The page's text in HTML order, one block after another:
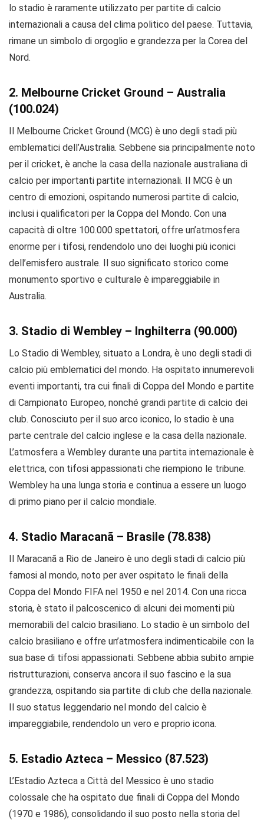
lo stadio è raramente utilizzato per partite di calcio
internazionali a causa del clima politico del paese. Tuttavia,
rimane un simbolo di orgoglio e grandezza per la Corea del
Nord.
2. Melbourne Cricket Ground – Australia
(100.024)
Il Melbourne Cricket Ground (MCG) è uno degli stadi più
emblematici dell’Australia. Sebbene sia principalmente noto
per il cricket, è anche la casa della nazionale australiana di
calcio per importanti partite internazionali. Il MCG è un
centro di emozioni, ospitando numerosi partite di calcio,
inclusi i qualificatori per la Coppa del Mondo. Con una
capacità di oltre 100.000 spettatori, offre un’atmosfera
enorme per i tifosi, rendendolo uno dei luoghi più iconici
dell’emisfero australe. Il suo significato storico come
monumento sportivo e culturale è impareggiabile in
Australia.
3. Stadio di Wembley – Inghilterra (90.000)
Lo Stadio di Wembley, situato a Londra, è uno degli stadi di
calcio più emblematici del mondo. Ha ospitato innumerevoli
eventi importanti, tra cui finali di Coppa del Mondo e partite
di Campionato Europeo, nonché grandi partite di calcio dei
club. Conosciuto per il suo arco iconico, lo stadio è una
parte centrale del calcio inglese e la casa della nazionale.
L’atmosfera a Wembley durante una partita internazionale è
elettrica, con tifosi appassionati che riempiono le tribune.
Wembley ha una lunga storia e continua a essere un luogo
di primo piano per il calcio mondiale.
4. Stadio Maracanã – Brasile (78.838)
Il Maracanã a Rio de Janeiro è uno degli stadi di calcio più
famosi al mondo, noto per aver ospitato le finali della
Coppa del Mondo FIFA nel 1950 e nel 2014. Con una ricca
storia, è stato il palcoscenico di alcuni dei momenti più
memorabili del calcio brasiliano. Lo stadio è un simbolo del
calcio brasiliano e offre un’atmosfera indimenticabile con la
sua base di tifosi appassionati. Sebbene abbia subito ampie
ristrutturazioni, conserva ancora il suo fascino e la sua
grandezza, ospitando sia partite di club che della nazionale.
Il suo status leggendario nel mondo del calcio è
impareggiabile, rendendolo un vero e proprio icona.
5. Estadio Azteca – Messico (87.523)
L’Estadio Azteca a Città del Messico è uno stadio
colossale che ha ospitato due finali di Coppa del Mondo
(1970 e 1986), consolidando il suo posto nella storia del